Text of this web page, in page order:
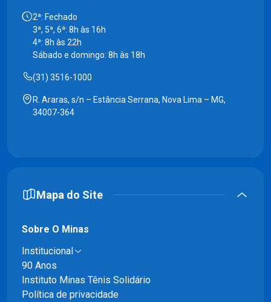
2ª: Fechado
3ª, 5ª, 6ª: 8h às 16h
4ª: 8h às 22h
Sábado e domingo: 8h às 18h
(31) 3516-1000
R. Araras, s/n – Estância Serrana, Nova Lima – MG,
34007-364
Mapa do Site
Sobre O Minas
Institucional
90 Anos
Instituto Minas Tênis Solidário
Política de privacidade